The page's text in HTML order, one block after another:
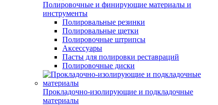
Полировочные и финирующие материалы и
инструменты
Полировальные резинки
Полировальные щетки
Полировочные штрипсы
Аксессуары
Пасты для полировки реставраций
Полировочные диски
Прокладочно-изолирующие и подкладочные
материалы